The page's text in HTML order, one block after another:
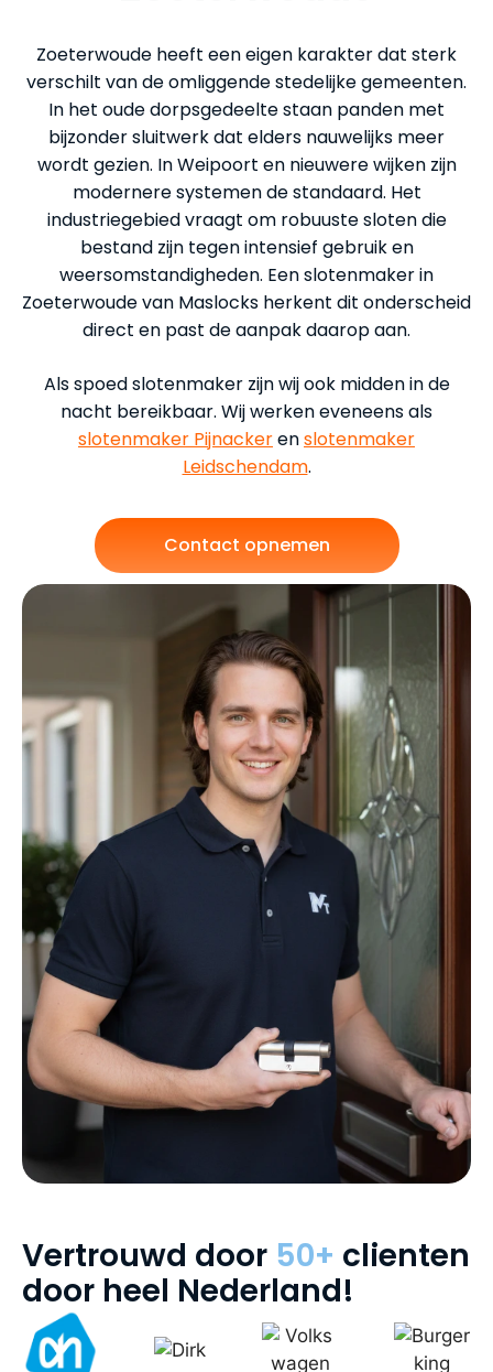
Zoeterwoude heeft een eigen karakter dat sterk
verschilt van de omliggende stedelijke gemeenten.
In het oude dorpsgedeelte staan panden met
bijzonder sluitwerk dat elders nauwelijks meer
wordt gezien. In Weipoort en nieuwere wijken zijn
modernere systemen de standaard. Het
industriegebied vraagt om robuuste sloten die
bestand zijn tegen intensief gebruik en
weersomstandigheden. Een slotenmaker in
Zoeterwoude van Maslocks herkent dit onderscheid
direct en past de aanpak daarop aan.
Als spoed slotenmaker zijn wij ook midden in de
nacht bereikbaar. Wij werken eveneens als
slotenmaker Pijnackerenslotenmaker
Leidschendam.
Contact opnemen
Vertrouwd door 50+ clienten
door heel Nederland!